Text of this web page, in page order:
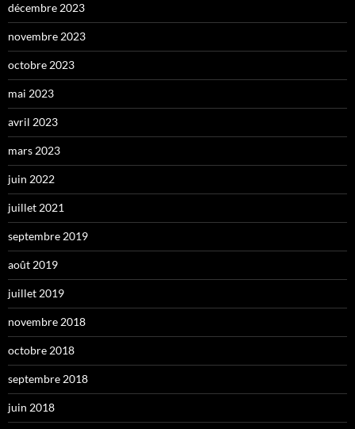
décembre 2023
novembre 2023
octobre 2023
mai 2023
avril 2023
mars 2023
juin 2022
juillet 2021
septembre 2019
août 2019
juillet 2019
novembre 2018
octobre 2018
septembre 2018
juin 2018